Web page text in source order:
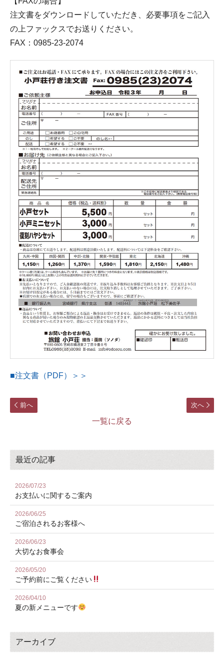
注文書をダウンロードしていただき、必要事項をご記入
の上ファックスでお送りください。
FAX：0985-23-2074
■注文書（PDF）＞＞
次へ
前へ
一覧に戻る
最近の記事
2026/07/23
お⽀払いに関するご案内
2026/06/25
ご宿泊されるお客様へ
2026/06/23
大切なお食事会
2026/05/20
ご予約前にご覧ください
2026/04/10
夏の新メニューです
アーカイブ